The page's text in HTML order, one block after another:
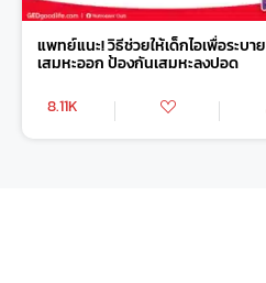
แพทย์แนะ! วิธีช่วยให้เด็กไอเพื่อระบาย
เสมหะออก ป้องกันเสมหะลงปอด
8.11K